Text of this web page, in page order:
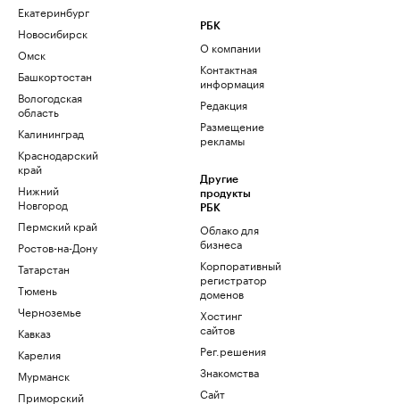
Екатеринбург
Новосибирск
Омск
Башкортостан
Вологодская
область
Калининград
Краснодарский
край
Нижний
Новгород
Пермский край
Ростов-на-Дону
Татарстан
Тюмень
Черноземье
Кавказ
Карелия
Мурманск
Приморский
РБК
О компании
Контактная
информация
Редакция
Размещение
рекламы
Другие
продукты
РБК
Облако для
бизнеса
Корпоративный
регистратор
доменов
Хостинг
сайтов
Рег.решения
Знакомства
Сайт